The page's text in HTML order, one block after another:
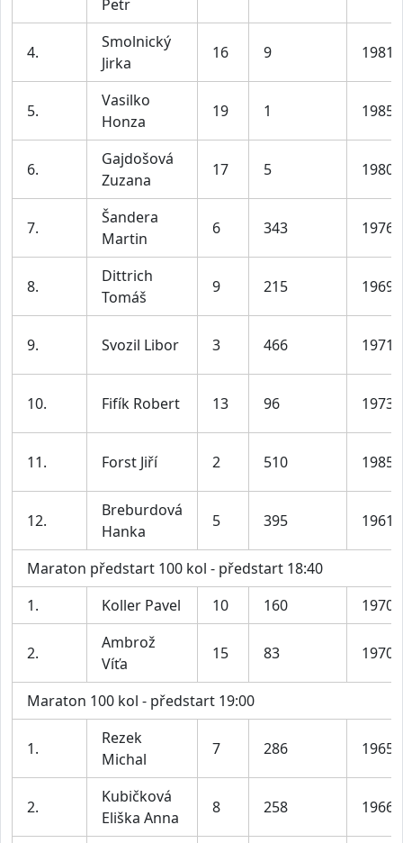
Petr
4.
Smolnický
Jirka
16 9 1981
5.
Vasilko
Honza
19 1 1985
6.
Gajdošová
Zuzana
17 5 1980
7.
Šandera
Martin
6 343 1976
8.
Dittrich
Tomáš
9 215 1969
9. Svozil Libor 3 466 1971
10. Fifík Robert 13 96 1973
11. Forst Jiří 2 510 1985
12.
Breburdová
Hanka
5 395 1961
Maraton předstart 100 kol - předstart 18:40
1.
Koller Pavel 10 160 1970
2.
Ambrož
Víťa
15 83 1970
Maraton 100 kol - předstart 19:00
1.
Rezek
Michal
7 286 1965
2.
Kubičková
Eliška Anna
8 258 1966